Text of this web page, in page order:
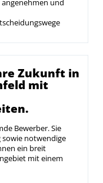
und
Zukunft in
mit
Bewerber. Sie
sowie notwendige
ein breit
mit einem